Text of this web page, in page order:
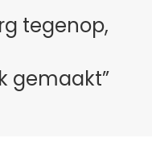
tegenop,
gemaakt”